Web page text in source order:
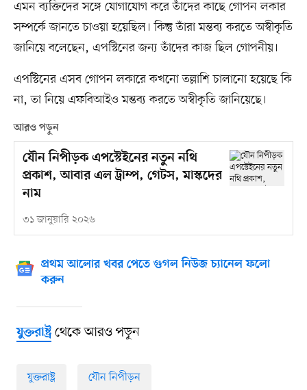
এমন ব্যক্তিদের সঙ্গে যোগাযোগ করে তাঁদের কাছে গোপন লকার
সম্পর্কে জানতে চাওয়া হয়েছিল। কিন্তু তাঁরা মন্তব্য করতে অস্বীকৃতি
জানিয়ে বলেছেন, এপস্টিনের জন্য তাঁদের কাজ ছিল গোপনীয়।
এপস্টিনের এসব গোপন লকারে কখনো তল্লাশি চালানো হয়েছে কি
না, তা নিয়ে এফবিআইও মন্তব্য করতে অস্বীকৃতি জানিয়েছে।
আরও পড়ুন
যৌন নিপীড়ক এপস্টেইনের নতুন নথি
প্রকাশ, আবার এল ট্রাম্প, গেটস, মাস্কদের
নাম
৩১ জানুয়ারি ২০২৬
প্রথম আলোর খবর পেতে গুগল নিউজ চ্যানেল ফলো
করুন
যুক্তরাষ্ট্রথেকে আরও পড়ুন
যুক্তরাষ্ট্র যৌন নিপীড়ন